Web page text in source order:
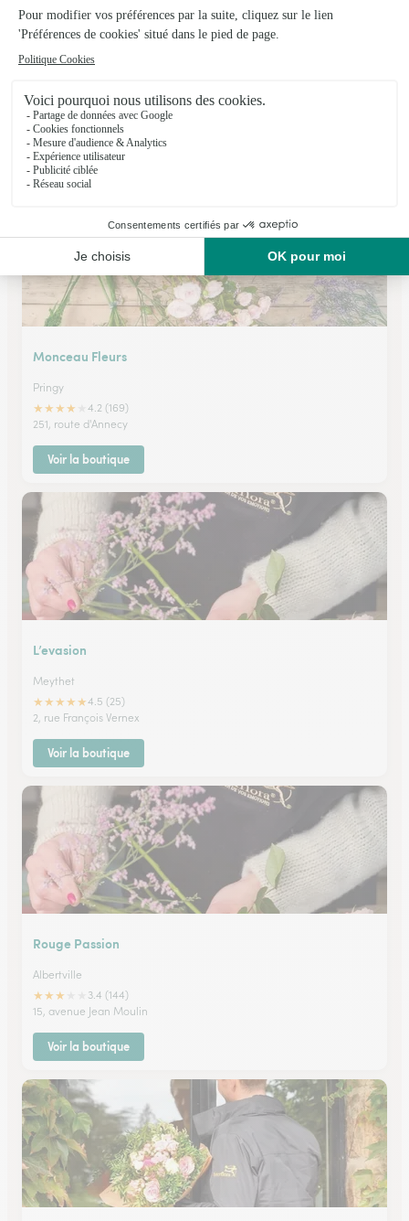
Natur’elles Fleurs
Seynod
★★★★★4.2 (54)
Route d'Aix les Bains C.Cial Val Semnoz
Voir la boutique
Monceau Fleurs
Pringy
★★★★
4.2 (169)
251, route d'Annecy
Voir la boutique
L’evasion
Meythet
★★★★★4.5 (25)
2, rue François Vernex
Voir la boutique
Rouge Passion
Albertville
★★★
3.4 (144)
15, avenue Jean Moulin
Voir la boutique